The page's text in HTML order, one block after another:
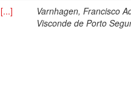
Varnhagen, Francisco
Visconde de Porto